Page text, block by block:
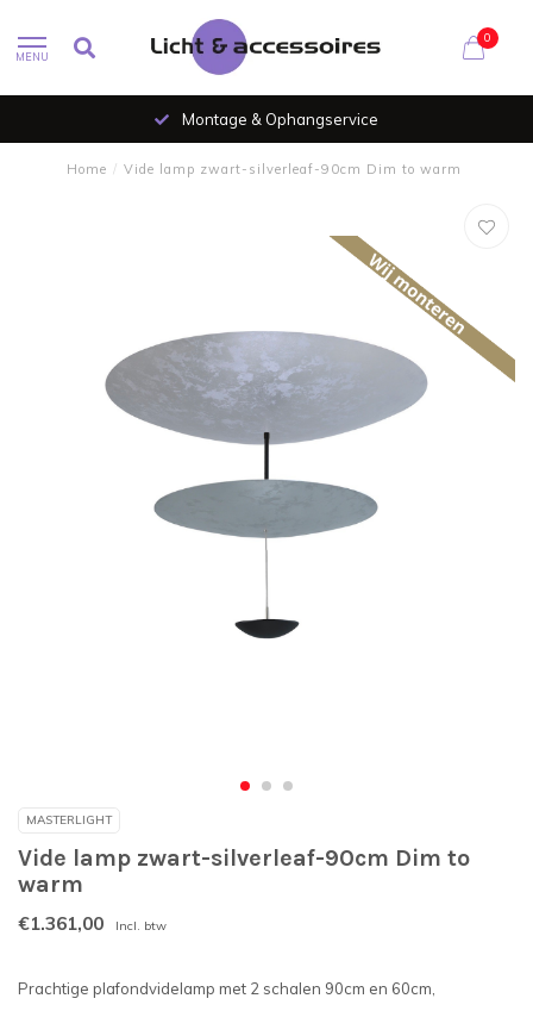
MENU
0
Montage & Ophangservice
Home / Vide lamp zwart-silverleaf-90cm Dim to warm
MASTERLIGHT
Vide lamp zwart-silverleaf-90cm Dim to
warm
€1.361,00 Incl. btw
Prachtige plafondvidelamp met 2 schalen 90cm en 60cm,